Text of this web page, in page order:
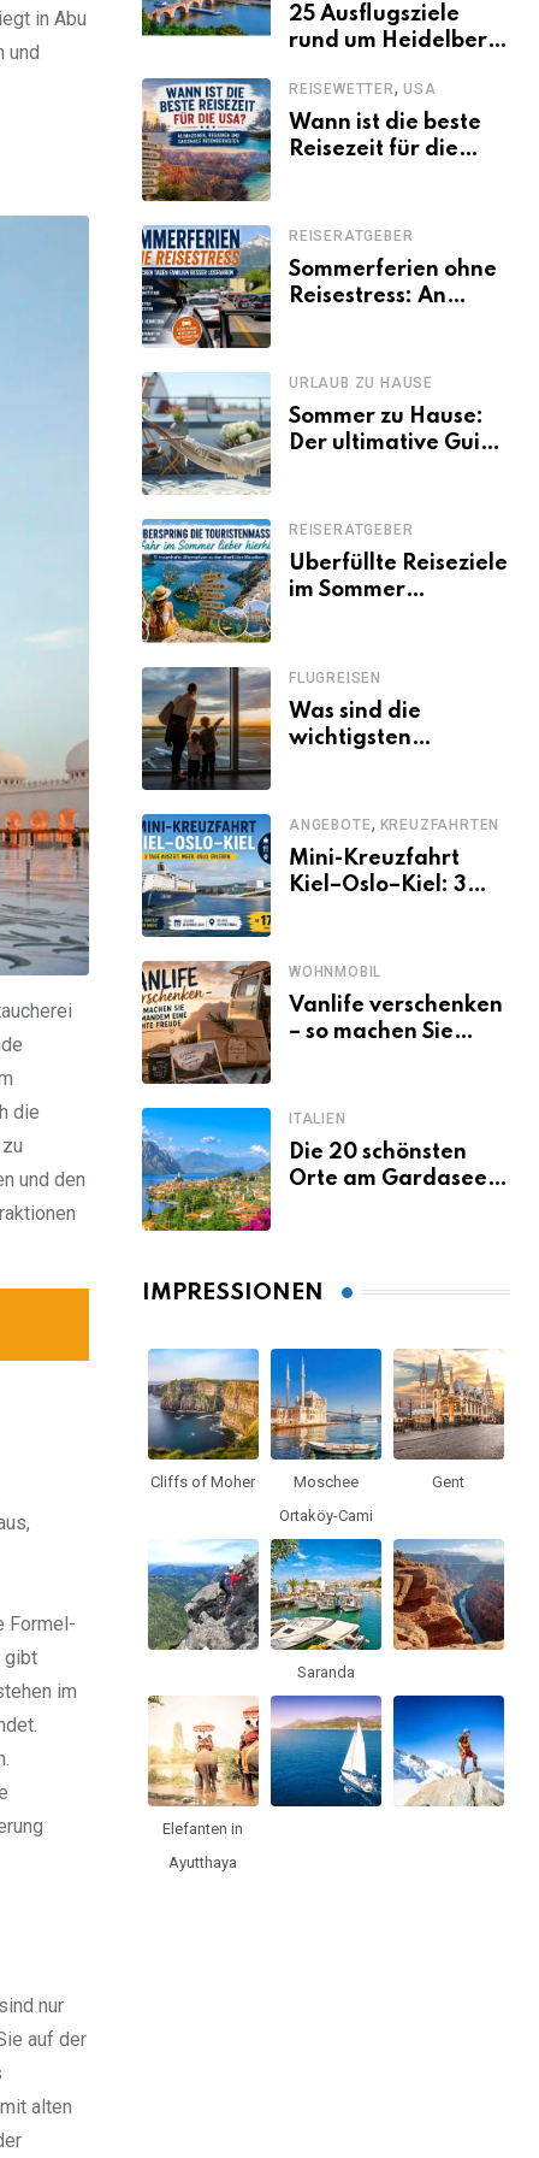
in Abu
und
die
und den
Formel-
gibt
im
nur
auf der
alten
25 Ausflugsziele
rund um Heidelberg,
sollte
REISEWETTER, USA
Wann ist die beste
Reisezeit für die
saisonale
Besonderheiten
REISERATGEBER
Sommerferien ohne
Reisestress: An
losfahren
URLAUB ZU HAUSE
Sommer zu Hause:
Der ultimative Guide
REISERATGEBER
Überfüllte Reiseziele
im Sommer
zu Mallorca,
Santorini, Gardasee
& Co.
FLUGREISEN
Was sind die
wichtigsten
ANGEBOTE, KREUZFAHRTEN
Mini-Kreuzfahrt
Kiel–Oslo–Kiel: 3
WOHNMOBIL
Vanlife verschenken
– so machen Sie
ITALIEN
Die 20 schönsten
Orte am Gardasee,
IMPRESSIONEN
Cliffs of Moher
Moschee
Ortaköy-Cami
Gent
Saranda
Elefanten in
Ayutthaya